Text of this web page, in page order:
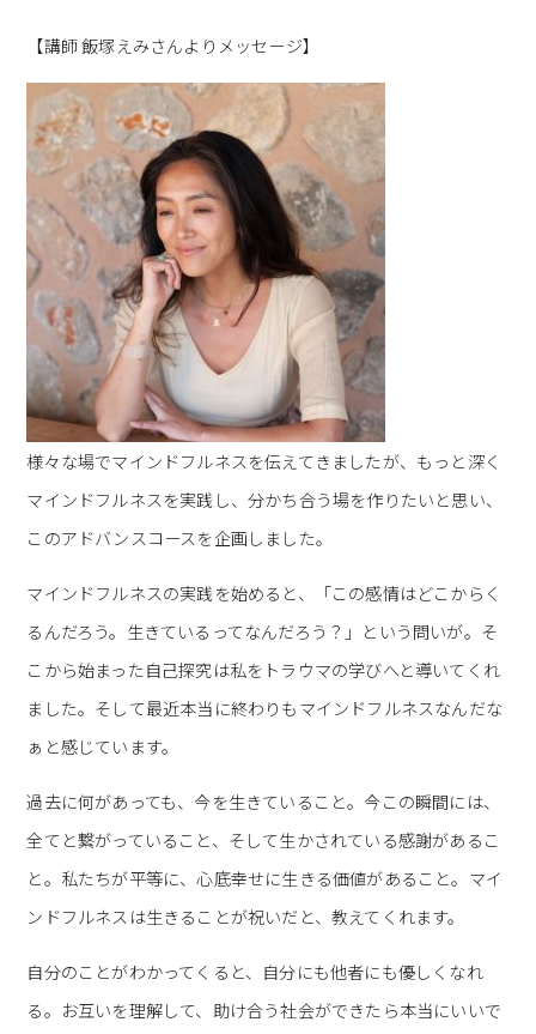
【講師 飯塚えみさんよりメッセージ】
様々な場でマインドフルネスを伝えてきましたが、もっと深く
マインドフルネスを実践し、分かち合う場を作りたいと思い、
このアドバンスコースを企画しました。
マインドフルネスの実践を始めると、「この感情はどこからく
るんだろう。生きているってなんだろう？」という問いが。そ
こから始まった自己探究は私をトラウマの学びへと導いてくれ
ました。そして最近本当に終わりもマインドフルネスなんだな
ぁと感じています。
過去に何があっても、今を生きていること。今この瞬間には、
全てと繋がっていること、そして生かされている感謝があるこ
と。私たちが平等に、心底幸せに生きる価値があること。マイ
ンドフルネスは生きることが祝いだと、教えてくれます。
自分のことがわかってくると、自分にも他者にも優しくなれ
る。お互いを理解して、助け合う社会ができたら本当にいいで